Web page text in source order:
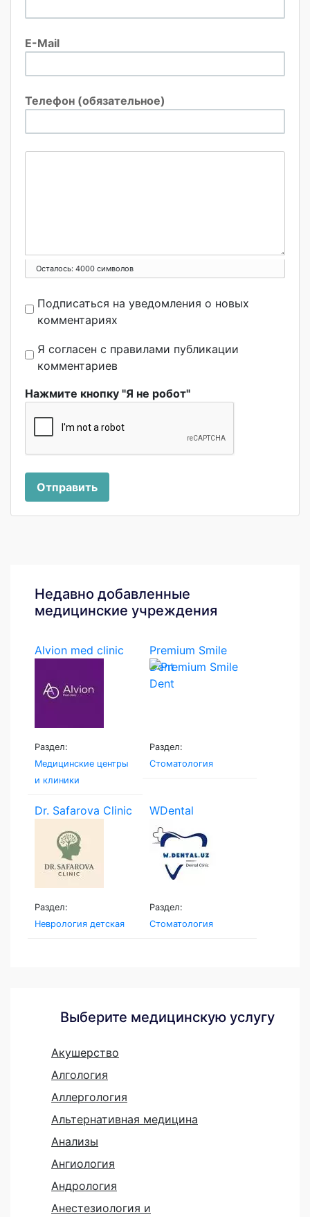
E-Mail
Телефон (обязательное)
Осталось: 4000 символов
Подписаться на уведомления о новых
комментариях
Я согласен с правилами публикации
комментариев
Нажмите кнопку "Я не робот"
Отправить
Недавно добавленные
медицинские учреждения
Alvion med clinic
Раздел:
Медицинские центры
и клиники
Premium Smile
Dent
Раздел:
Стоматология
Dr. Safarova Clinic
Раздел:
Неврология детская
WDental
Раздел:
Стоматология
Выберите медицинскую услугу
Акушерство
Алгология
Аллергология
Альтернативная медицина
Анализы
Ангиология
Андрология
Анестезиология и